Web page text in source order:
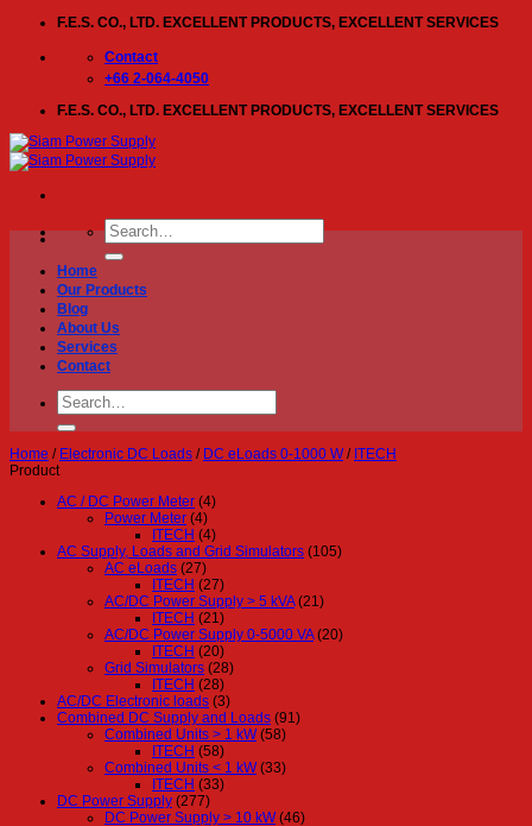
content
F.E.S. CO., LTD. EXCELLENT PRODUCTS, EXCELLENT SERVICES
Contact
+66 2-064-4050
F.E.S. CO., LTD. EXCELLENT PRODUCTS, EXCELLENT SERVICES
Search
for:
Home
Our Products
Blog
About Us
Services
Contact
Search
for:
Home / Electronic DC Loads / DC eLoads 0-1000 W / ITECH
Product
AC / DC Power Meter (4)
Power Meter (4)
ITECH (4)
AC Supply, Loads and Grid Simulators (105)
AC eLoads (27)
ITECH (27)
AC/DC Power Supply > 5 kVA (21)
ITECH (21)
AC/DC Power Supply 0-5000 VA (20)
ITECH (20)
Grid Simulators (28)
ITECH (28)
AC/DC Electronic loads (3)
Combined DC Supply and Loads (91)
Combined Units > 1 kW (58)
ITECH (58)
Combined Units < 1 kW (33)
ITECH (33)
DC Power Supply (277)
DC Power Supply > 10 kW (46)